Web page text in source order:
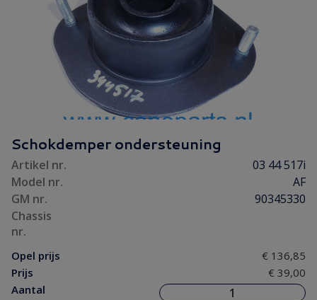
Schokdemper ondersteuning
Artikel nr.
03 44 517i
Model nr.
AF
GM nr.
90345330
Chassis
nr.
Opel prijs
€ 136,85
Prijs
€ 39,00
Aantal